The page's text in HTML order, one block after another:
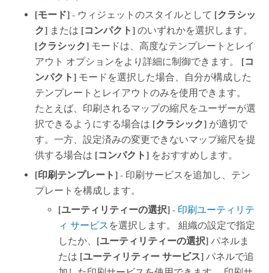
[モード] - ウィジェットのスタイルとして [クラシッ
ク] または [コンパクト] のいずれかを選択します。
[クラシック] モードは、高度なテンプレートとレイ
アウト オプションをより詳細に制御できます。 [コ
ンパクト] モードを選択した場合、自分が構成した
テンプレートとレイアウトのみを使用できます。
たとえば、印刷されるマップの縮尺をユーザーが選
択できるようにする場合は [クラシック] が適切で
す。一方、設定済みの変更できないマップ縮尺を提
供する場合は [コンパクト] をおすすめします。
[印刷テンプレート] - 印刷サービスを追加し、テン
プレートを構成します。
[ユーティリティーの選択] - 印刷ユーティリテ
ィ サービス を選択します。 組織の設定で指定
したか、 [ユーティリティーの選択] パネルま
たは [ユーティリティー サービス] パネルで追